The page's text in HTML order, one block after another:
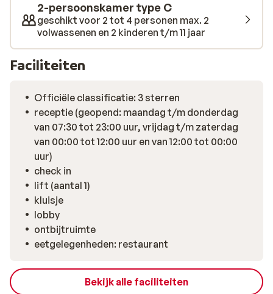
2-persoonskamer type C
geschikt voor 2 tot 4 personen max. 2
volwassenen en 2 kinderen t/m 11 jaar
Faciliteiten
Officiële classificatie: 3 sterren
receptie (geopend: maandag t/m donderdag
van 07:30 tot 23:00 uur, vrijdag t/m zaterdag
van 00:00 tot 12:00 uur en van 12:00 tot 00:00
uur)
check in
lift (aantal 1)
kluisje
lobby
ontbijtruimte
eetgelegenheden: restaurant
Bekijk alle faciliteiten